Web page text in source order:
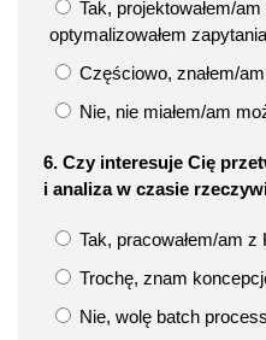
Tak, projektowałem/
optymalizowałem zapytania
Częściowo, znałem/
Nie, nie miałem/am
6. Czy interesuje Cię
i analiza w czasie
Tak, pracowałem/am z
Trochę, znam
Nie, wolę batch